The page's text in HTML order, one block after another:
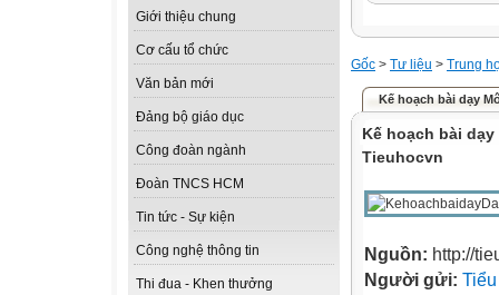
Giới thiệu chung
Cơ cấu tổ chức
Văn bản mới
Đảng bộ giáo dục
Công đoàn ngành
Đoàn TNCS HCM
Tin tức - Sự kiện
Công nghệ thông tin
Thi đua - Khen thưởng
Gốc > Tư liệu > Trung
Kế hoạch bài dạy
Kế hoạch bài
Tieuhocvn
Nguồn: http://
Người gửi: